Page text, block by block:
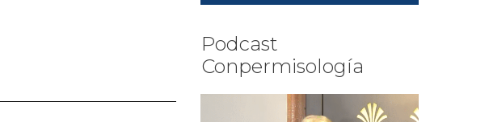
Podcast
Conpermisología